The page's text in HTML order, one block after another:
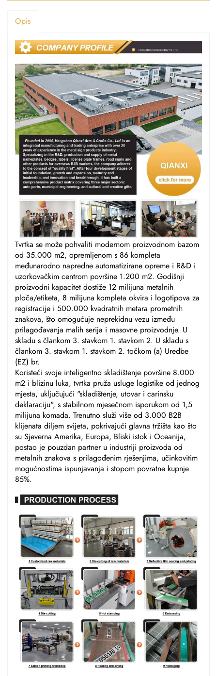
Opis
Tvrtka se može pohvaliti modernom proizvodnom bazom
od 35.000 m2, opremljenom s 86 kompleta
međunarodno napredne automatizirane opreme i R&D i
uzorkovačkim centrom površine 1.200 m2. Godišnji
proizvodni kapacitet dostiže 12 milijuna metalnih
ploča/etiketa, 8 milijuna kompleta okvira i logotipova za
registracije i 500.000 kvadratnih metara prometnih
znakova, što omogućuje neprekidnu vezu između
prilagođavanja malih serija i masovne proizvodnje. U
skladu s člankom 3. stavkom 1. stavkom 2. U skladu s
člankom 3. stavkom 1. stavkom 2. točkom (a) Uredbe
(EZ) br.
Koristeći svoje inteligentno skladištenje površine 8.000
m2 i blizinu luka, tvrtka pruža usluge logistike od jednog
mjesta, uključujući "skladištenje, utovar i carinsku
deklaraciju", s stabilnom mjesečnom isporukom od 1,5
milijuna komada. Trenutno služi više od 3.000 B2B
klijenata diljem svijeta, pokrivajući glavna tržišta kao što
su Sjeverna Amerika, Europa, Bliski istok i Oceanija,
postao je pouzdan partner u industriji proizvoda od
metalnih znakova s prilagođenim rješenjima, učinkovitim
mogućnostima ispunjavanja i stopom povratne kupnje
85%.